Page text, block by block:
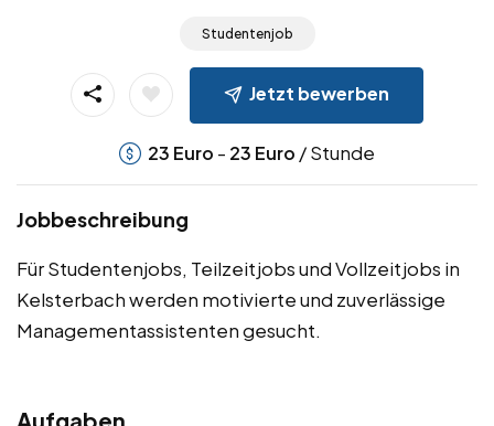
Studentenjob
Jetzt bewerben
23 Euro - 23 Euro / Stunde
Jobbeschreibung
Für Studentenjobs, Teilzeitjobs und Vollzeitjobs in
Kelsterbach werden motivierte und zuverlässige
Managementassistenten gesucht.
Aufgaben